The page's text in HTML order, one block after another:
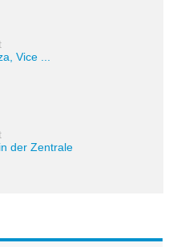
Vice ...
der Zentrale